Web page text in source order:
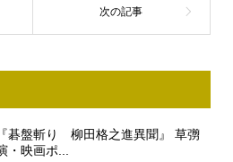
碁盤斬り 柳田格之進異聞』 草彅
・映画ポ...